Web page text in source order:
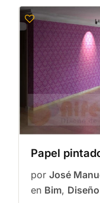
Papel
por José
en Bim,